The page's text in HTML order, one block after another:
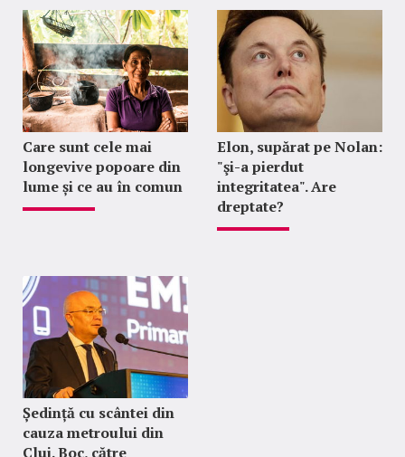
Care sunt cele mai
longevive popoare din
lume și ce au în comun
Elon, supărat pe Nolan:
"şi-a pierdut
integritatea". Are
dreptate?
Ședință cu scântei din
cauza metroului din
Cluj. Boc, către